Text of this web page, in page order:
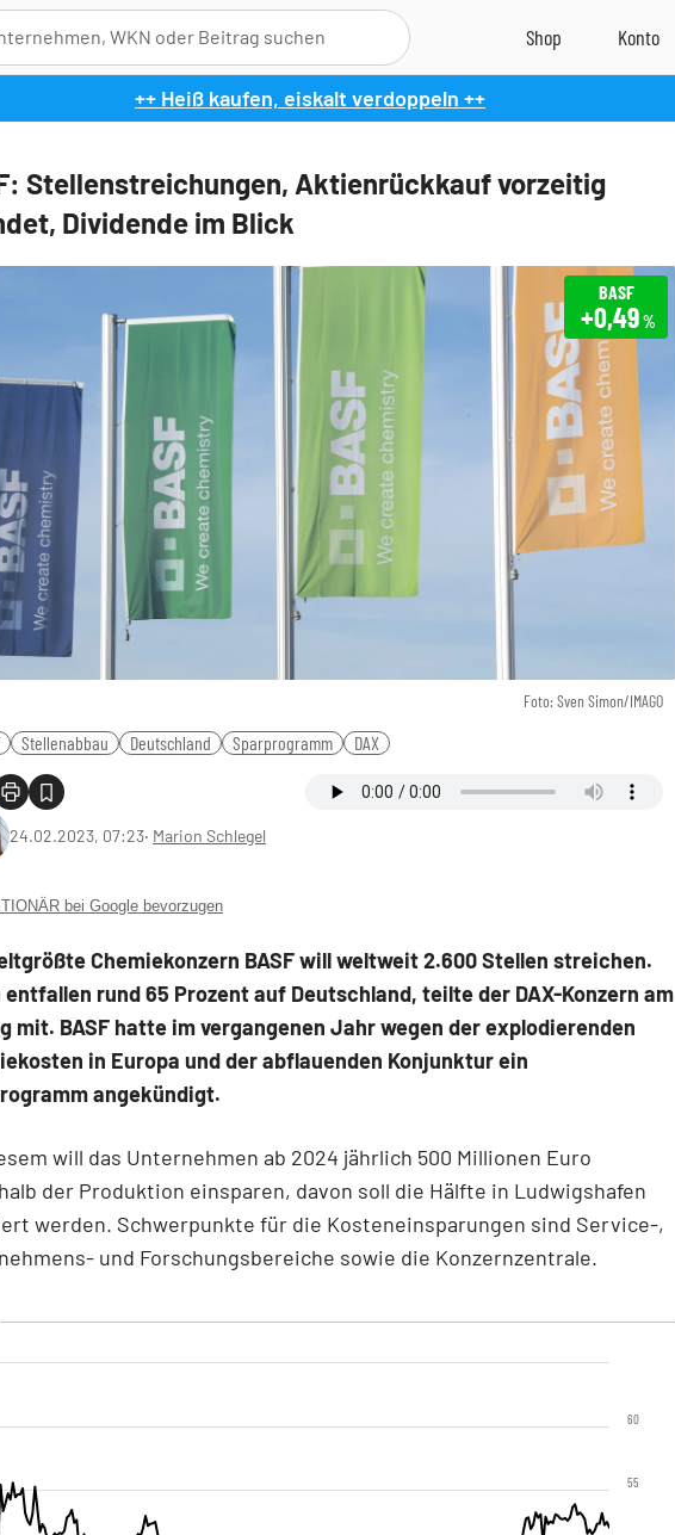
++ Heiß kaufen, eiskalt verdoppeln ++
Stellenstreichungen, Aktienrückkauf vorzeitig
Dividende im Blick
Foto: Sven Simon/IMAGO
BASF
+0,49%
Stellenabbau Deutschland Sparprogramm DAX
24.02.2023, 07:23‧ Marion Schlegel
bei Google bevorzugen
Chemiekonzern BASF will weltweit 2.600 Stellen streichen.
entfallen rund 65 Prozent auf Deutschland, teilte der DAX-Konzern am
mit. BASF hatte im vergangenen Jahr wegen der explodierenden
in Europa und der abflauenden Konjunktur ein
angekündigt.
will das Unternehmen ab 2024 jährlich 500 Millionen Euro
der Produktion einsparen, davon soll die Hälfte in Ludwigshafen
werden. Schwerpunkte für die Kosteneinsparungen sind Service-,
und Forschungsbereiche sowie die Konzernzentrale.
55
60